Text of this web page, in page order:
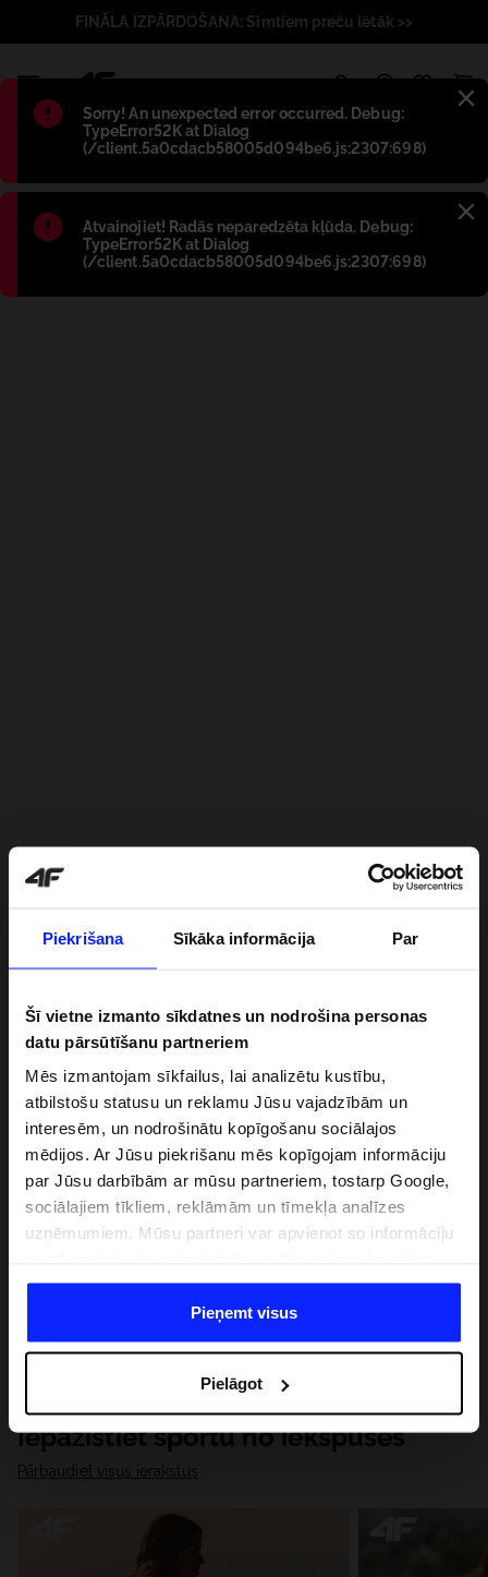
Piekrišana Sīkāka informācija Par
Šī vietne izmanto sīkdatnes un nodrošina personas
datu pārsūtīšanu partneriem
Mēs izmantojam sīkfailus, lai analizētu kustību,
atbilstošu statusu un reklamu Jūsu vajadzībām un
interesēm, un nodrošinātu kopīgošanu sociālajos
mēdijos. Ar Jūsu piekrišanu mēs kopīgojam informāciju
par Jūsu darbībām ar mūsu partneriem, tostarp Google,
sociālajiem tīkliem, reklāmām un tīmekļa analīzes
uzņēmumiem. Mūsu partneri var apvienot so informāciju
datiem, ko viņi iegūst, izmantojot viņu pakalpojumus. Ar
Jūsu atļauju, mēs varam pārsūtīt Jūsu personas datus
saviem partneriem, lai uzlabotu veidu, kadā tiek rādīta
saturu un uzlabotu mūsu partneru piedāvātos risinajumus
( piem. socialos tīklus). Detalizētu informāciju var atrast
mūsu Privātuma politikā un sadaļā "Detaļas".
Pieņemt visus
Pielāgot
Błąd:
Sorry! An unexpected error occurred. Debug:
TypeError52K at Dialog
(/client.5a0cdacb58005d094be6.js:2307:698)
Błąd:
Atvainojiet! Radās neparedzēta kļūda. Debug:
TypeError52K at Dialog
(/client.5a0cdacb58005d094be6.js:2307:698)
FINĀLA IZPĀRDOŠANA: Simtiem preču lētāk >>
Iepazīstiet sportu no iekšpuses
Pārbaudiet visus ierakstus